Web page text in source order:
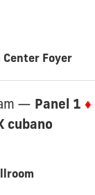
Center Foyer
— Panel 1 ♦
cubano